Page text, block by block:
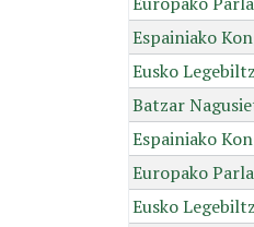
Espainiako
Eusko
Batzar
Espainiako
Europako
Eusko